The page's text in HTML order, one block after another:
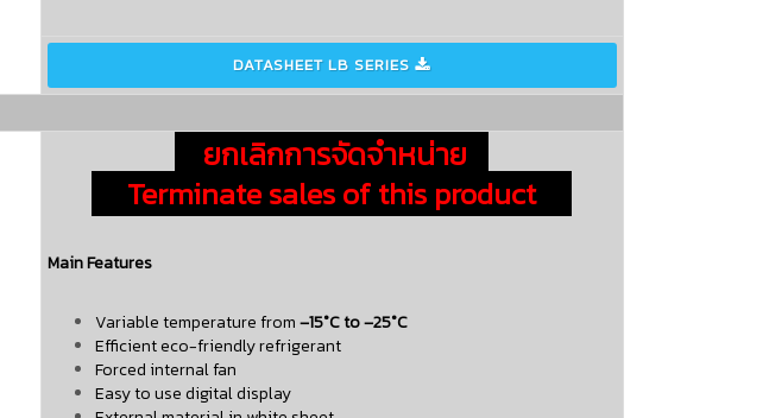
DATASHEET LB SERIES 
ยกเลิกการจัดจำหน่าย
Terminate sales of this product
Main Features
Variable temperature from–15°C to –25°C
Efficient eco-friendly refrigerant
Forced internal fan
Easy to use digital display